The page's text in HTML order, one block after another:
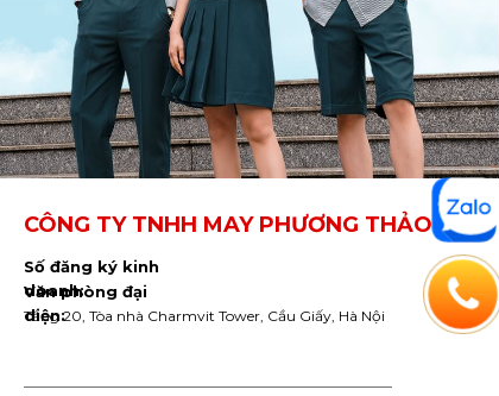
CÔNG TY TNHH MAY PHƯƠNG THẢO
Số đăng ký kinh
doanh:
Văn phòng đại
diện:
Tầng 20, Tòa nhà Charmvit Tower, Cầu Giấy, Hà Nội